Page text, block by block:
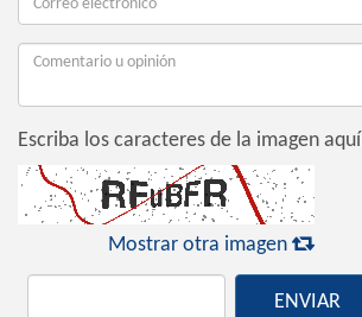
Escriba los caracteres de la imagen aquí
Mostrar otra imagen 
ENVIAR